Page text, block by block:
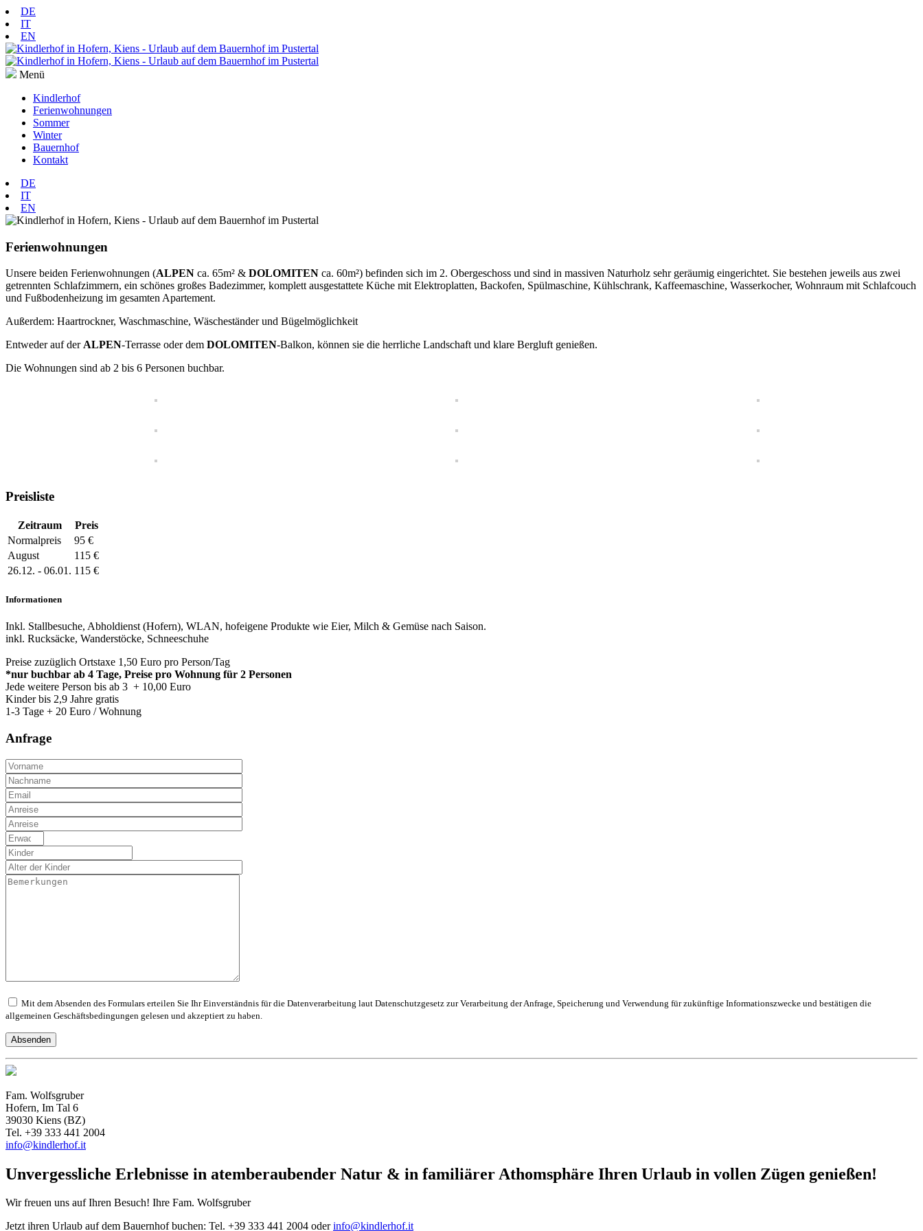
DE
IT
EN
Menü
Kindlerhof
Ferienwohnungen
Sommer
Winter
Bauernhof
Kontakt
DE
IT
EN
Ferienwohnungen
Unsere beiden Ferienwohnungen (ALPEN ca. 65m² & DOLOMITEN ca. 60m²) befinden sich im 2. Obergeschoss und sind in massiven Naturholz sehr geräumig eingerichtet. Sie bestehen jeweils aus zwei
getrennten Schlafzimmern, ein schönes großes Badezimmer, komplett ausgestattete Küche mit Elektroplatten, Backofen, Spülmaschine, Kühlschrank, Kaffeemaschine, Wasserkocher, Wohnraum mit Schlafcouch
und Fußbodenheizung im gesamten Apartement.
Außerdem: Haartrockner, Waschmaschine, Wäscheständer und Bügelmöglichkeit
Entweder auf derALPEN-Terrasse oder dem DOLOMITEN-Balkon, können sie die herrliche Landschaft und klare Bergluft genießen.
Die Wohnungen sind ab 2 bis 6 Personen buchbar.
Preisliste
Zeitraum
Preis
Normalpreis
95 €
August
115 €
26.12. - 06.01. 115 €
Informationen
Inkl. Stallbesuche, Abholdienst (Hofern), WLAN, hofeigene Produkte wie Eier, Milch & Gemüse nach Saison.
inkl. Rucksäcke, Wanderstöcke, Schneeschuhe
Preise zuzüglich Ortstaxe 1,50 Euro pro Person/Tag
*nur buchbar ab 4 Tage, Preise pro Wohnung für 2 Personen
Jede weitere Person bis ab 3 + 10,00 Euro
Kinder bis 2,9 Jahre gratis
1-3 Tage + 20 Euro / Wohnung
Anfrage
Mit dem Absenden des Formulars erteilen Sie Ihr Einverständnis für die Datenverarbeitung laut Datenschutzgesetz zur Verarbeitung der Anfrage, Speicherung und Verwendung für zukünftige Informationszwecke und bestätigen die
allgemeinen Geschäftsbedingungen gelesen und akzeptiert zu haben.
Fam. Wolfsgruber
Hofern, Im Tal 6
39030 Kiens (BZ)
Tel. +39 333 441 2004
info@kindlerhof.it
Unvergessliche Erlebnisse in atemberaubender Natur & in familiärer Athomsphäre Ihren Urlaub in vollen Zügen genießen!
Wir freuen uns auf Ihren Besuch! Ihre Fam. Wolfsgruber
Jetzt ihren Urlaub auf dem Bauernhof buchen: Tel. +39 333 441 2004 oderinfo@kindlerhof.it